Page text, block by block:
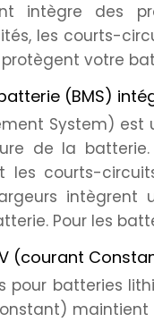
intègre des
les courts-
votre
(BMS)
System)
de la
les courts-
intègrent
Pour les
(courant
pour batteries